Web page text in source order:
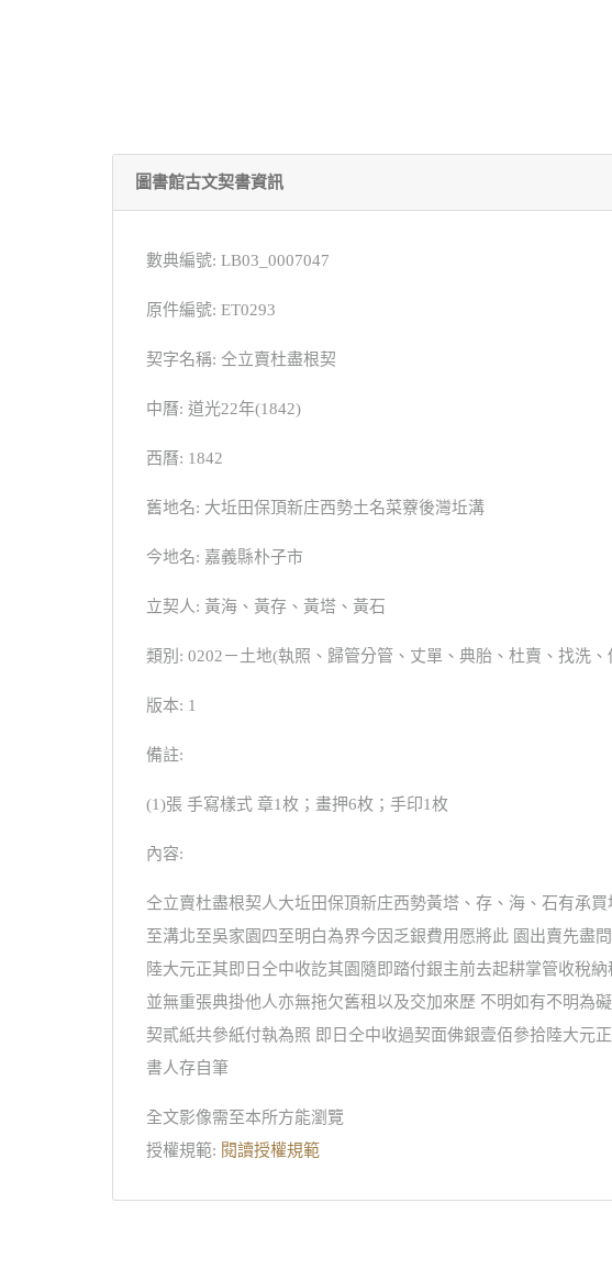
圖書館古文契書資訊
數典編號: LB03_0007047
原件編號: ET0293
契字名稱: 仝立賣杜盡根契
中曆: 道光22年(1842)
西曆: 1842
舊地名: 大坵田保頂新庄西勢土名菜藔後灣坵溝
今地名: 嘉義縣朴子市
立契人: 黃海、黃存、黃塔、黃石
類別: 0202－土地(執照、歸管分管、丈單、典胎、杜賣、找洗
版本: 1
備註:
(1)張 手寫樣式 章1枚；畫押6枚；手印1枚
內容:
仝立賣杜盡根契人大坵田保頂新庄西勢黃塔、存、海、石有承
至溝北至吳家園四至明白為界今因乏銀費用愿將此 園出賣先盡
陸大元正其即日仝中收訖其園隨即踏付銀主前去起耕掌管收稅
並無重張典掛他人亦無拖欠舊租以及交加來歷 不明如有不明為
契貳紙共參紙付執為照 即日仝中收過契面佛銀壹佰參拾陸大元
書人存自筆
全文影像需至本所方能瀏覽
授權規範: 閱讀授權規範